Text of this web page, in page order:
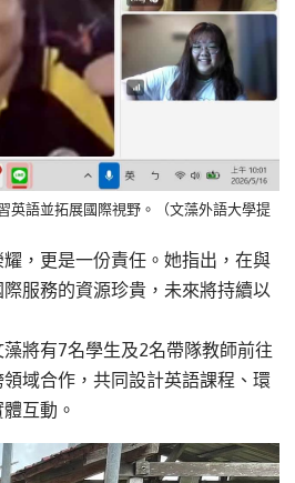
英語並拓展國際視野。（文藻外語大學提
耀，更是一份責任。她指出 ，在與
際服務的資源珍貴 ，未來將持續以
藻將有7名學生及2名帶隊教師前往
域合作，共同設計英語課程、環
互動。